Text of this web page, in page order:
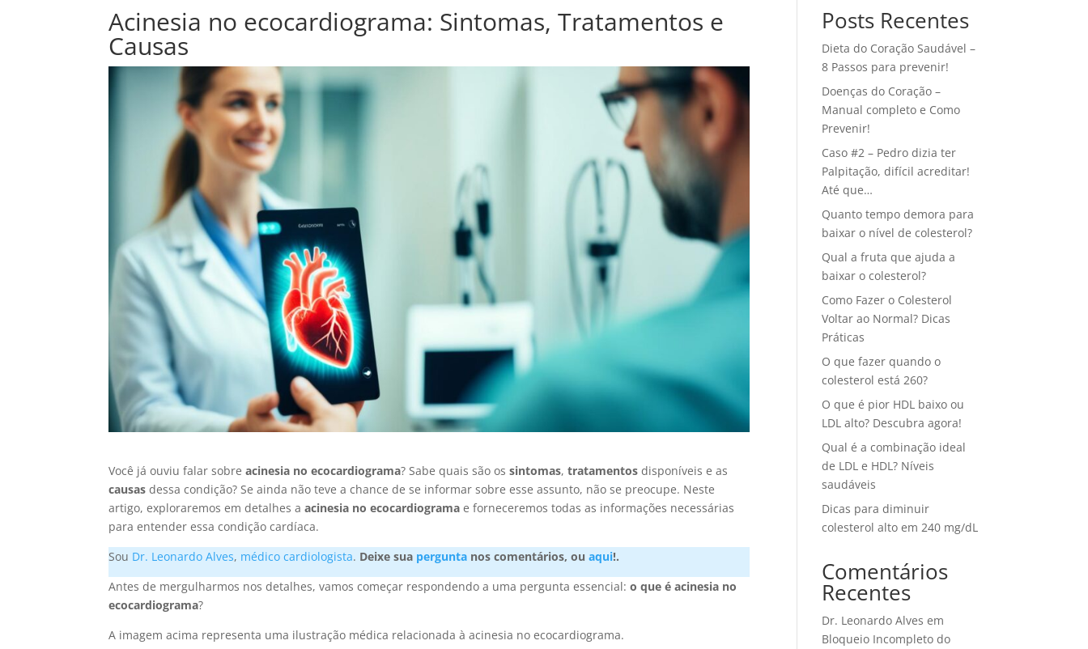
Acinesia no ecocardiograma: Sintomas, Tratamentos e
Causas
Você já ouviu falar sobreacinesia no ecocardiograma? Sabe quais são ossintomas,tratamentos disponíveis e as
causas dessa condição? Se ainda não teve a chance de se informar sobre esse assunto, não se preocupe. Neste
artigo, exploraremos em detalhes aacinesia no ecocardiograma e forneceremos todas as informações necessárias
para entender essa condição cardíaca.
Sou Dr. Leonardo Alves, médico cardiologista. Deixe sua pergunta nos comentários, ouaqui!.
Antes de mergulharmos nos detalhes, vamos começar respondendo a uma pergunta essencial:o que é acinesia no
ecocardiograma?
A imagem acima representa uma ilustração médica relacionada à acinesia no ecocardiograma.
Posts Recentes
Dieta do Coração Saudável –
8 Passos para prevenir!
Doenças do Coração –
Manual completo e Como
Prevenir!
Caso #2 – Pedro dizia ter
Palpitação, difícil acreditar!
Até que…
Quanto tempo demora para
baixar o nível de colesterol?
Qual a fruta que ajuda a
baixar o colesterol?
Como Fazer o Colesterol
Voltar ao Normal? Dicas
Práticas
O que fazer quando o
colesterol está 260?
O que é pior HDL baixo ou
LDL alto? Descubra agora!
Qual é a combinação ideal
de LDL e HDL? Níveis
saudáveis
Dicas para diminuir
colesterol alto em 240 mg/dL
Comentários
Recentes
Dr. Leonardo Alves em
Bloqueio Incompleto do